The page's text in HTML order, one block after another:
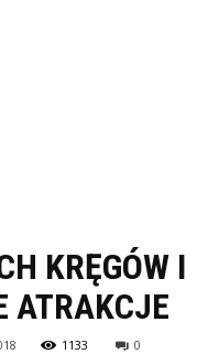
KRĘGÓW I
ATRAKCJE
1133 0